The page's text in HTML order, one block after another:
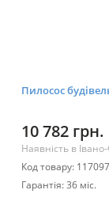
Пилосос
10 782 грн.
Наявність в
Код товару:
Гарантія: 36 міс.